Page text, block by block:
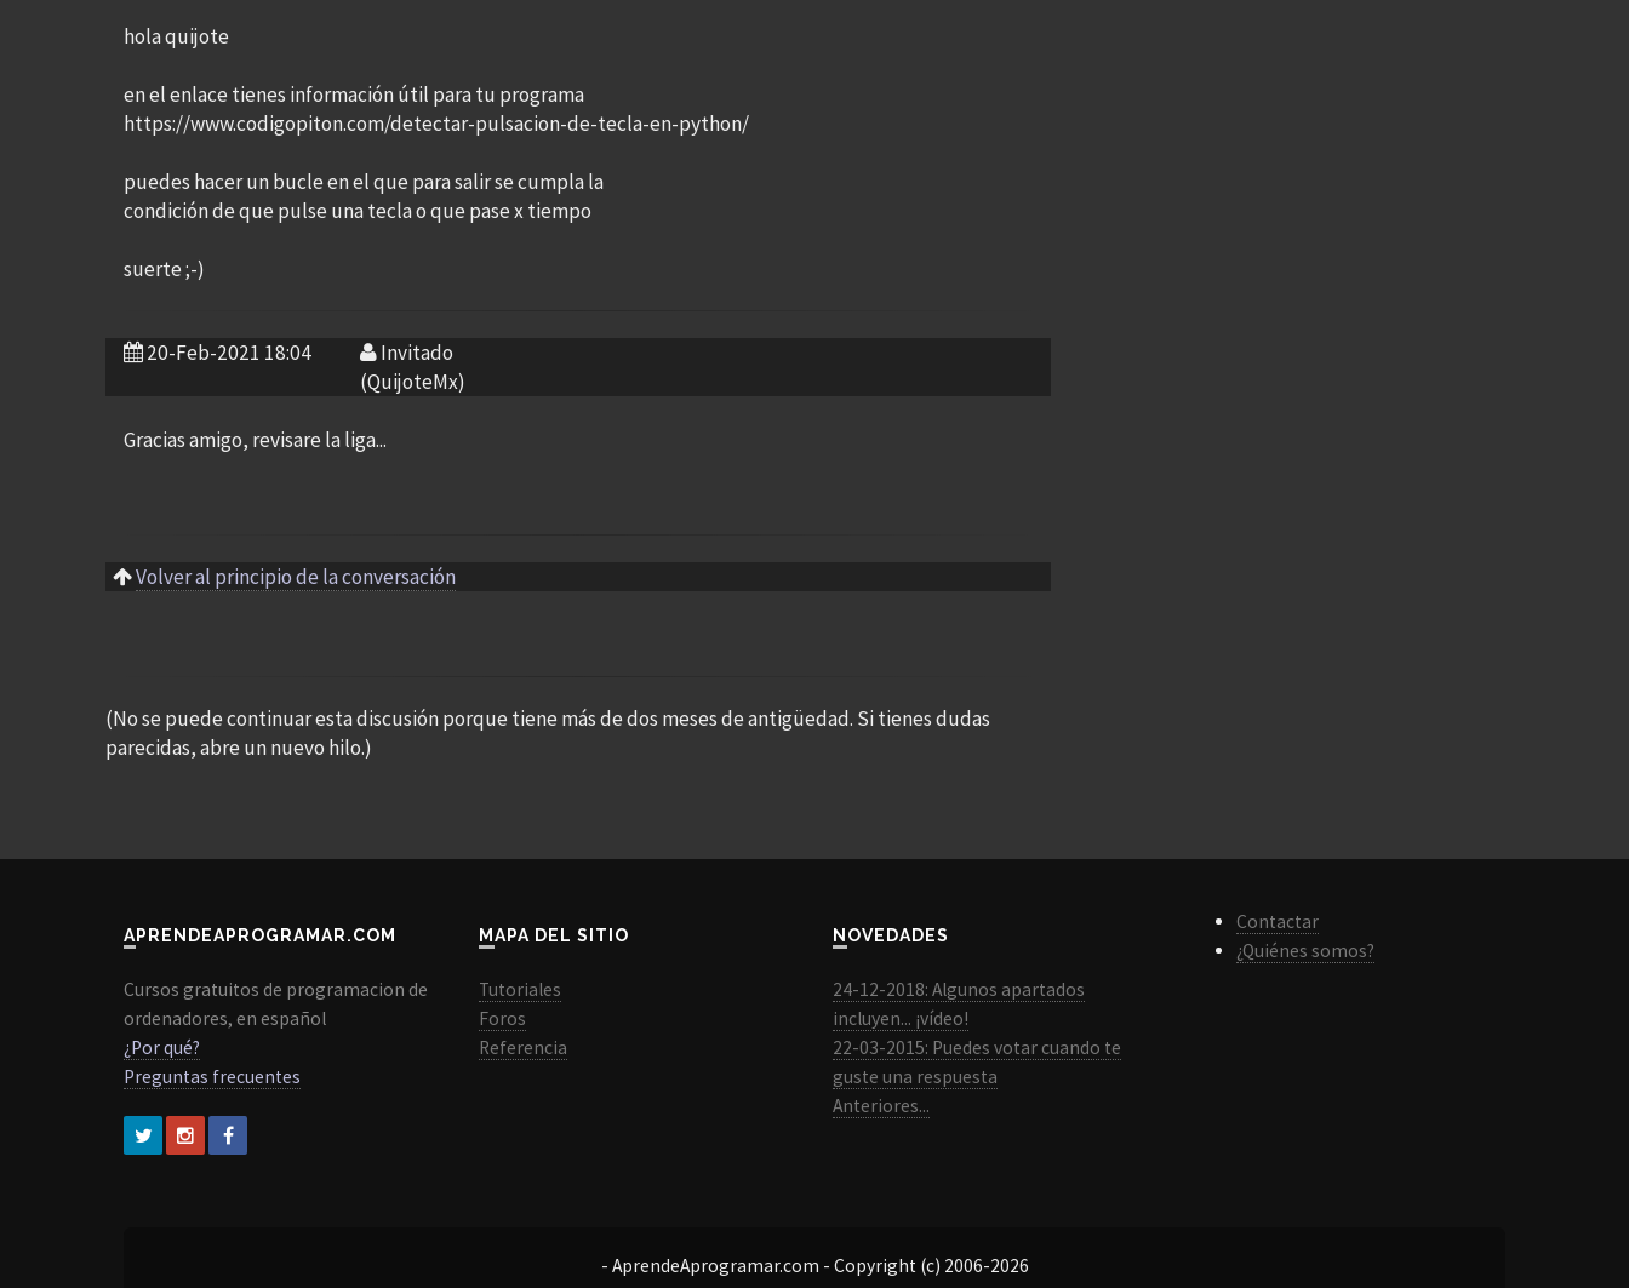
hola quijote
en el enlace tienes información útil para tu programa
https://www.codigopiton.com/detectar-pulsacion-de-tecla-en-python/
puedes hacer un bucle en el que para salir se cumpla la
condición de que pulse una tecla o que pase x tiempo
suerte ;-)
20-Feb-2021 18:04
Invitado
(QuijoteMx)
Gracias amigo, revisare la liga...
Volver al principio de la conversación
(No se puede continuar esta discusión porque tiene más de dos meses de antigüedad. Si tienes dudas
parecidas, abre un nuevo hilo.)
APRENDEAPROGRAMAR.COM
Cursos gratuitos de programacion de
ordenadores, en español
¿Por qué?
Preguntas frecuentes
MAPA DEL SITIO
Tutoriales
Foros
Referencia
NOVEDADES
24-12-2018: Algunos apartados
incluyen... ¡vídeo!
22-03-2015: Puedes votar cuando te
guste una respuesta
Anteriores...
Contactar
¿Quiénes somos?
- AprendeAprogramar.com - Copyright (c) 2006-2026